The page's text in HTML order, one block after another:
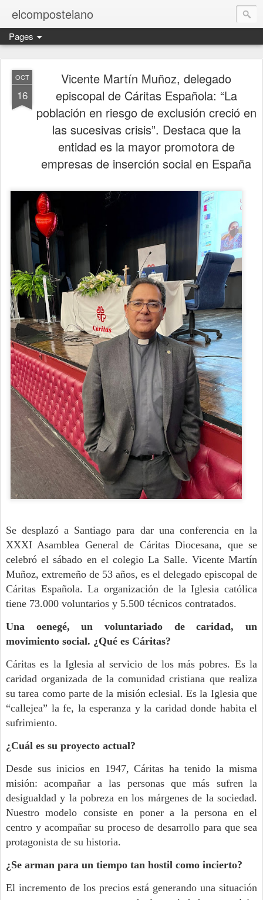
elcompostelano
Pages
OCT
16
Vicente Martín Muñoz, delegado
episcopal de Cáritas Española: “La
población en riesgo de exclusión creció en
las sucesivas crisis”. Destaca que la
entidad es la mayor promotora de
empresas de inserción social en España
Se desplazó a Santiago para dar una conferencia en la
XXXI Asamblea General de Cáritas Diocesana, que se
celebró el sábado en el colegio La Salle. Vicente Martín
Muñoz, extremeño de 53 años, es el delegado episcopal de
Cáritas Española. La organización de la Iglesia católica
tiene 73.000 voluntarios y 5.500 técnicos contratados.
Una oenegé, un voluntariado de caridad, un
movimiento social. ¿Qué es Cáritas?
Cáritas es la Iglesia al servicio de los más pobres. Es la
caridad organizada de la comunidad cristiana que realiza
su tarea como parte de la misión eclesial. Es la Iglesia que
“callejea” la fe, la esperanza y la caridad donde habita el
sufrimiento.
¿Cuál es su proyecto actual?
Desde sus inicios en 1947, Cáritas ha tenido la misma
misión: acompañar a las personas que más sufren la
desigualdad y la pobreza en los márgenes de la sociedad.
Nuestro modelo consiste en poner a la persona en el
centro y acompañar su proceso de desarrollo para que sea
protagonista de su historia.
¿Se arman para un tiempo tan hostil como incierto?
El incremento de los precios está generando una situación